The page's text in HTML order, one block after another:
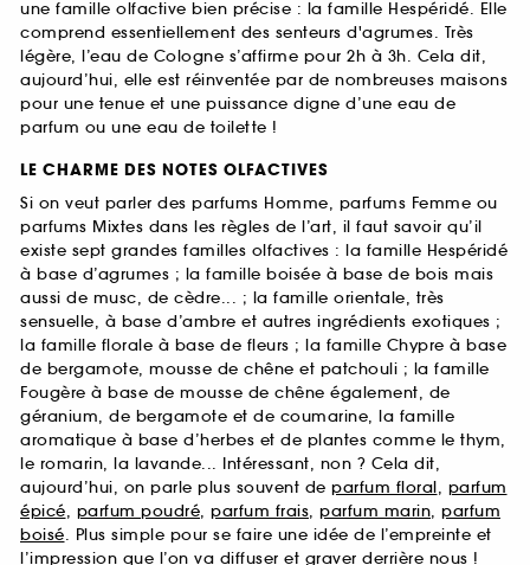
une famille olfactive bien précise : la famille Hespéridé. Elle
comprend essentiellement des senteurs d'agrumes. Très
légère, l’eau de Cologne s’affirme pour 2h à 3h. Cela dit,
aujourd’hui, elle est réinventée par de nombreuses maisons
pour une tenue et une puissance digne d’une eau de
parfum ou une eau de toilette !
LE CHARME DES NOTES OLFACTIVES
Si on veut parler des parfums Homme, parfums Femme ou
parfums Mixtes dans les règles de l’art, il faut savoir qu’il
existe sept grandes familles olfactives : la famille Hespéridé
à base d’agrumes ; la famille boisée à base de bois mais
aussi de musc, de cèdre... ; la famille orientale, très
sensuelle, à base d’ambre et autres ingrédients exotiques ;
la famille florale à base de fleurs ; la famille Chypre à base
de bergamote, mousse de chêne et patchouli ; la famille
Fougère à base de mousse de chêne également, de
géranium, de bergamote et de coumarine, la famille
aromatique à base d’herbes et de plantes comme le thym,
le romarin, la lavande... Intéressant, non ? Cela dit,
aujourd’hui, on parle plus souvent de parfum floral, parfum
épicé, parfum poudré, parfum frais, parfum marin, parfum
boisé. Plus simple pour se faire une idée de l’empreinte et
l’impression que l’on va diffuser et graver derrière nous !